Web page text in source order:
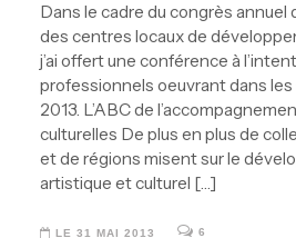
Dans le cadre du congrès annuel
des centres locaux de
j’ai offert une conférence à
professionnels oeuvrant dans les
2013. L’ABC de
culturelles De plus en plus de
et de régions misent sur le
artistique et culturel […]
LE 31 MAI 2013 6